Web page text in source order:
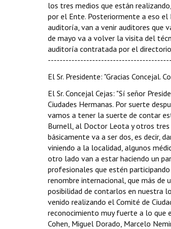
los tres medios que están
por el Ente. Posteriormente a eso el
auditoría, van a venir auditores que
de mayo va a volver la visita del
auditoría contratada por el
El Sr. Presidente: "Gracias
El Sr. Concejal Cejas: "Sí señor
Ciudades Hermanas. Por suerte
vamos a tener la suerte de contar
Burnell, al Doctor Leota y otros
básicamente va a ser dos, es decir,
viniendo a la localidad, algunos
otro lado van a estar haciendo un
profesionales que estén
renombre internacional, que más
posibilidad de contarlos en nuestra
venido realizando el Comité de
reconocimiento muy fuerte a lo que
Cohen, Miguel Dorado, Marcelo